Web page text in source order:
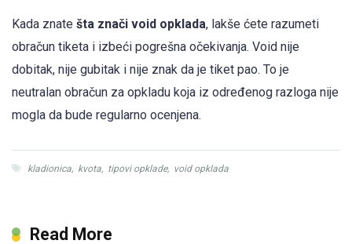
Kada znate šta znači void opklada, lakše ćete razumeti
obračun tiketa i izbeći pogrešna očekivanja. Void nije
dobitak, nije gubitak i nije znak da je tiket pao. To je
neutralan obračun za opkladu koja iz određenog razloga nije
mogla da bude regularno ocenjena.
kladionica, kvota, tipovi opklade, void opklada
Read More